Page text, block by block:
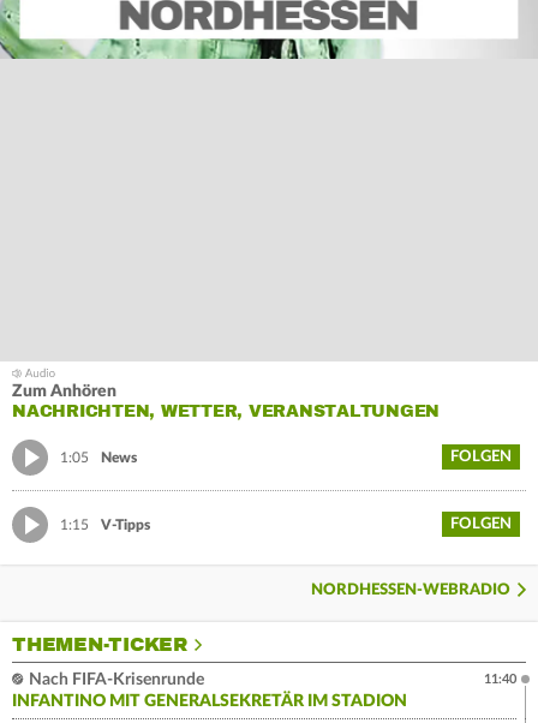
Zum Anhören
NACHRICHTEN, WETTER, VERANSTALTUNGEN
1:05 News FOLGEN
1:15 V-Tipps FOLGEN
NORDHESSEN-WEBRADIO
THEMEN-TICKER
Nach FIFA-Krisenrunde
INFANTINO MIT GENERALSEKRETÄR IM STADION
11:40